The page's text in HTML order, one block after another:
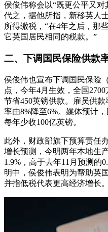
侯俊伟称会以“既更公平又
代之，据他所指，新移英人
所得缴税，“在4年之后，那
它英国居民相同的税款。”
二、下调国民保险供款
侯俊伟也宣布下调国民保险
点，今年4月生效，全国
节省450英镑供款。雇员供
率由8%降至6%。媒体预计
每年少收100亿英镑。
此外，财政部旗下预算责任
增长预测，今明两年本地生
1.9%，高于去年11月预测的
明中，侯俊伟表明为帮助英
并指低税代表更高经济增长。